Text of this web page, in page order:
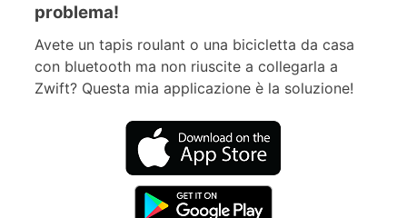
problema!
Avete un tapis roulant o una bicicletta da casa
con bluetooth ma non riuscite a collegarla a
Zwift? Questa mia applicazione è la soluzione!